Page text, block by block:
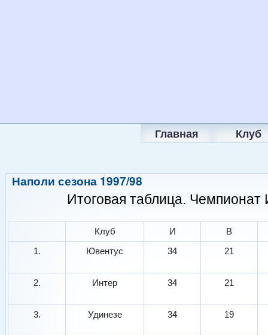
Главная Клуб
Наполи сезона 1997/98
Итоговая таблица.
Клуб И
В
1.
Ювентус 34 21
2. Интер 34 21
3. Удинезе 34 19